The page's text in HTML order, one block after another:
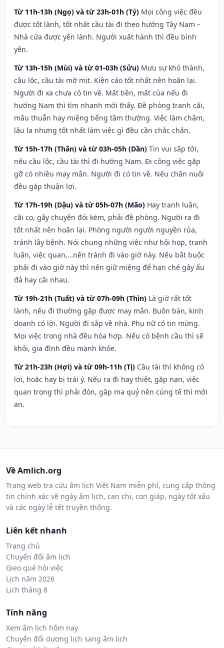
Từ 11h-13h (Ngọ) và từ 23h-01h (Tý) Mọi công việc đều
được tốt lành, tốt nhất cầu tài đi theo hướng Tây Nam –
Nhà cửa được yên lành. Người xuất hành thì đều bình
yên.
Từ 13h-15h (Mùi) và từ 01-03h (Sửu) Mưu sự khó thành,
cầu lộc, cầu tài mờ mịt. Kiện cáo tốt nhất nên hoãn lại.
Người đi xa chưa có tin về. Mất tiền, mất của nếu đi
hướng Nam thì tìm nhanh mới thấy. Đề phòng tranh cãi,
mâu thuẫn hay miệng tiếng tầm thường. Việc làm chậm,
lâu la nhưng tốt nhất làm việc gì đều cần chắc chắn.
Từ 15h-17h (Thân) và từ 03h-05h (Dần) Tin vui sắp tới,
nếu cầu lộc, cầu tài thì đi hướng Nam. Đi công việc gặp
gỡ có nhiều may mắn. Người đi có tin về. Nếu chăn nuôi
đều gặp thuận lợi.
Từ 17h-19h (Dậu) và từ 05h-07h (Mão) Hay tranh luận,
cãi cọ, gây chuyện đói kém, phải đề phòng. Người ra đi
tốt nhất nên hoãn lại. Phòng người người nguyền rủa,
tránh lây bệnh. Nói chung những việc như hội họp, tranh
luận, việc quan,…nên tránh đi vào giờ này. Nếu bắt buộc
phải đi vào giờ này thì nên giữ miệng để hạn ché gây ẩu
đả hay cãi nhau.
Từ 19h-21h (Tuất) và từ 07h-09h (Thìn) Là giờ rất tốt
lành, nếu đi thường gặp được may mắn. Buôn bán, kinh
doanh có lời. Người đi sắp về nhà. Phụ nữ có tin mừng.
Mọi việc trong nhà đều hòa hợp. Nếu có bệnh cầu thì sẽ
khỏi, gia đình đều mạnh khỏe.
Từ 21h-23h (Hợi) và từ 09h-11h (Tị) Cầu tài thì không có
lợi, hoặc hay bị trái ý. Nếu ra đi hay thiệt, gặp nạn, việc
quan trọng thì phải đòn, gặp ma quỷ nên cúng tế thì mới
an.
Về Amlich.org
Trang web tra cứu âm lịch Việt Nam miễn phí, cung cấp thông
tin chính xác về ngày âm lịch, can chi, con giáp, ngày tốt xấu
và các ngày lễ tết truyền thống.
Liên kết nhanh
Trang chủ
Chuyển đổi âm lịch
Gieo quẻ hỏi việc
Lịch năm 2026
Lịch tháng 8
Tính năng
Xem âm lịch hôm nay
Chuyển đổi dương lịch sang âm lịch